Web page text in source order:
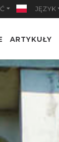
JĘZYK
ARTYKUŁY